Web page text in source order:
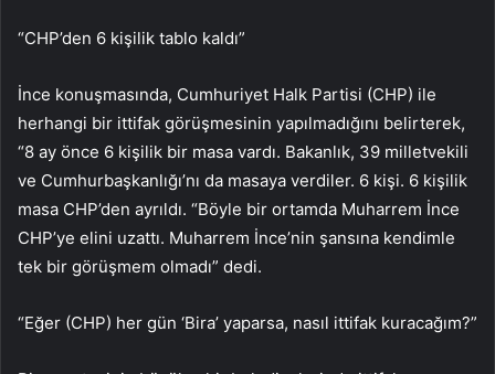
“CHP’den 6 kişilik tablo kaldı”
İnce konuşmasında, Cumhuriyet Halk Partisi (CHP) ile
herhangi bir ittifak görüşmesinin yapılmadığını belirterek,
“8 ay önce 6 kişilik bir masa vardı. Bakanlık, 39 milletvekili
ve Cumhurbaşkanlığı’nı da masaya verdiler. 6 kişi. 6 kişilik
masa CHP’den ayrıldı. “Böyle bir ortamda Muharrem İnce
CHP’ye elini uzattı. Muharrem İnce’nin şansına kendimle
tek bir görüşmem olmadı” dedi.
“Eğer (CHP) her gün ‘Bira’ yaparsa, nasıl ittifak kuracağım?”